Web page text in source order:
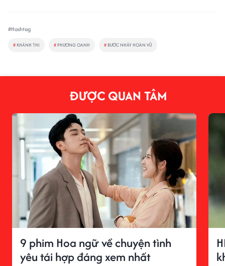
#Hashtag
# KHÁNH THI # PHƯƠNG OANH # BƯỚC NHẢY HOÀN VŨ
ĐƯỢC QUAN TÂM
9 phim Hoa ngữ về chuyện tình
yêu tái hợp đáng xem nhất